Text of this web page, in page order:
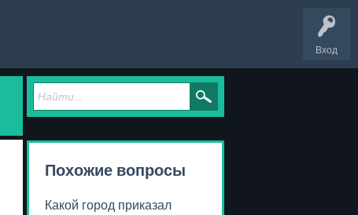
Вход
Похожие вопросы
Какой город приказал